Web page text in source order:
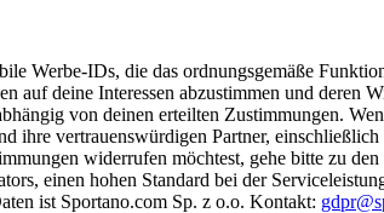
Werbe-IDs, die das ordnungsgemäße
deine Interessen abzustimmen und deren
von deinen erteilten Zustimmungen.
vertrauenswürdigen Partner,
widerrufen möchtest, gehe bitte zu
einen hohen Standard bei der
ist Sportano.com Sp. z o.o. Kontakt: